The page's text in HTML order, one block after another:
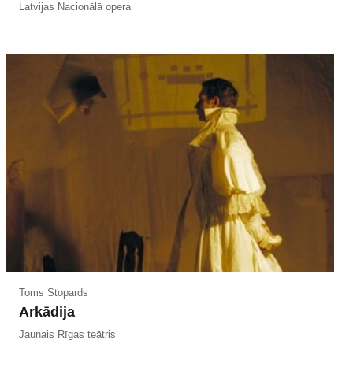
Latvijas Nacionālā opera
Toms Stopards
Arkādija
Jaunais Rīgas teātris